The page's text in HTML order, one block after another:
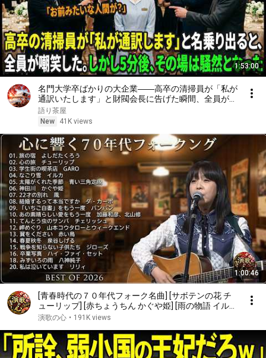
1:53:00
名門大学卒ばかりの大企業――高卒の清掃員が「私が
通訳いたします」と財閥会長に告げた瞬間、全員が嘲
笑した。しかし5分後、その場は静まり返った。#動
エピソード#老後の物語 #家族の物語
語り茶屋
New
41K views
1:00:46
[青春時代の７０年代フォーク名曲] [サボテンの花 チ
ューリップ] [赤ちょうちん かぐや姫] [雨の物語 イル
カ] [落陽 よしだたくろう] [精霊流し グレープ] [ささや
演歌の心 • 191K views